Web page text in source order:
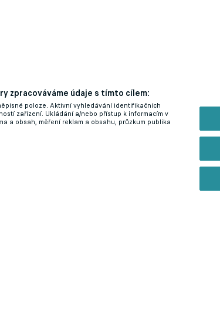
zpracováváme údaje s tímto cílem:
poloze. Aktivní vyhledávání identifikačních
zařízení. Ukládání a/nebo přístup k informacím v
a obsah, měření reklam a obsahu, průzkum publika